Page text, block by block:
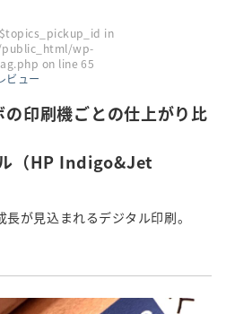
in
wp-
on line65
ビュー
の印刷機ごとの仕上がり比
（HP Indigo&Jet
が見込まれるデジタル印刷。